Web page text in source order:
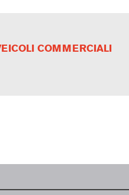
COMMERCIALI